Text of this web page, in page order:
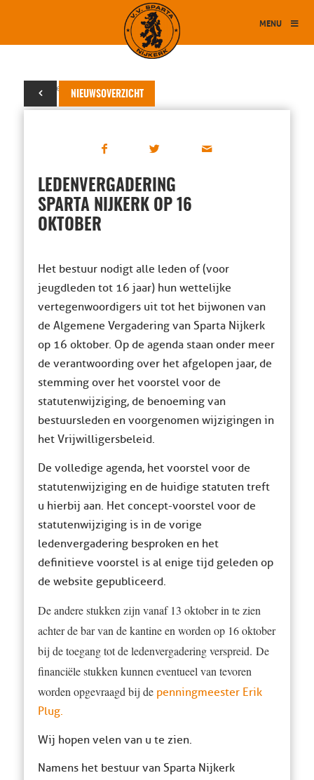
MENU
NIEUWSOVERZICHT
26 september 2018
LEDENVERGADERING
SPARTA NIJKERK OP 16
OKTOBER
Het bestuur nodigt alle leden of (voor
jeugdleden tot 16 jaar) hun wettelijke
vertegenwoordigers uit tot het bijwonen van
de Algemene Vergadering van Sparta Nijkerk
op 16 oktober. Op de agenda staan onder meer
de verantwoording over het afgelopen jaar, de
stemming over het voorstel voor de
statutenwijziging, de benoeming van
bestuursleden en voorgenomen wijzigingen in
het Vrijwilligersbeleid.
De volledige agenda, het voorstel voor de
statutenwijziging en de huidige statuten treft
u hierbij aan. Het concept-voorstel voor de
statutenwijziging is in de vorige
ledenvergadering besproken en het
definitieve voorstel is al enige tijd geleden op
de website gepubliceerd.
De andere stukken zijn vanaf 13 oktober in te zien
achter de bar van de kantine en worden op 16 oktober
bij de toegang tot de ledenvergadering verspreid. De
financiële stukken kunnen eventueel van tevoren
worden opgevraagd bij de penningmeester Erik
Plug.
Wij hopen velen van u te zien.
Namens het bestuur van Sparta Nijkerk